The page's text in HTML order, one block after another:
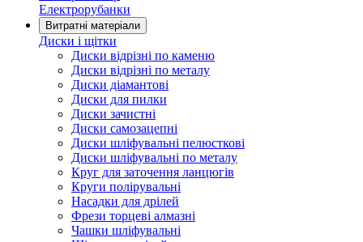
Електрорубанки
Витратні матеріали
Диски і щітки
Диски відрізні по каменю
Диски відрізні по металу
Диски діамантові
Диски для пилки
Диски зачистні
Диски самозацепні
Диски шліфувальні пелюсткові
Диски шліфувальні по металу
Круг для заточення ланцюгів
Круги полірувальні
Насадки для дрілей
Фрези торцеві алмазні
Чашки шліфувальні